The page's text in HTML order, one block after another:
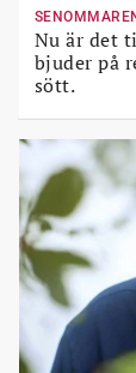
Nu är det
bjuder på
sött.